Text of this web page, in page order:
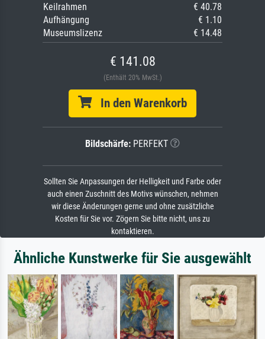
Keilrahmen
€ 40.78
Aufhängung
€ 1.10
Museumslizenz
€ 14.48
€ 141.08
(Enthält 20% MwSt.)
In den Warenkorb
Bildschärfe: PERFEKT
Sollten Sie Anpassungen der Helligkeit und Farbe oder
auch einen Zuschnitt des Motivs wünschen, nehmen
wir diese Änderungen gerne und ohne zusätzliche
Kosten für Sie vor. Zögern Sie bitte nicht, uns zu
kontaktieren.
Ähnliche Kunstwerke für Sie ausgewählt